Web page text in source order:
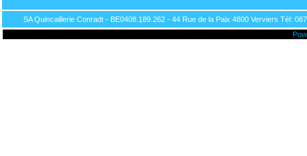
SA Quincaillerie Conradt - BE0408.189.262 - 44 Rue de la Paix 4800 Verviers Tél: